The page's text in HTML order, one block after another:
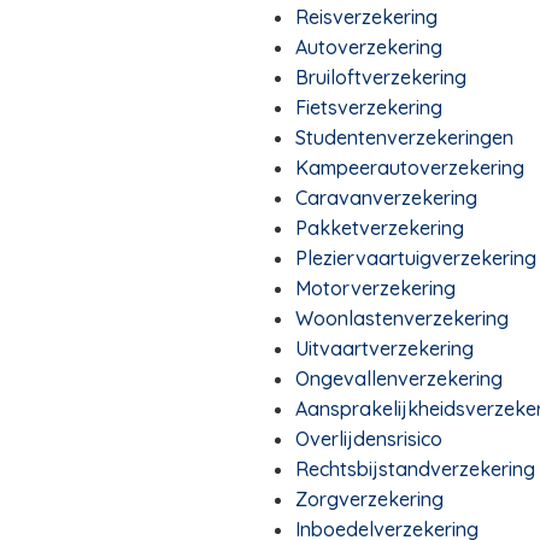
Reisverzekering
Autoverzekering
Bruiloftverzekering
Fietsverzekering
Studentenverzekeringen
Kampeerautoverzekering
Caravanverzekering
Pakketverzekering
Pleziervaartuigverzekering
Motorverzekering
Woonlastenverzekering
Uitvaartverzekering
Ongevallenverzekering
Overlijdensrisico
Rechtsbijstandverzekering
Zorgverzekering
Inboedelverzekering